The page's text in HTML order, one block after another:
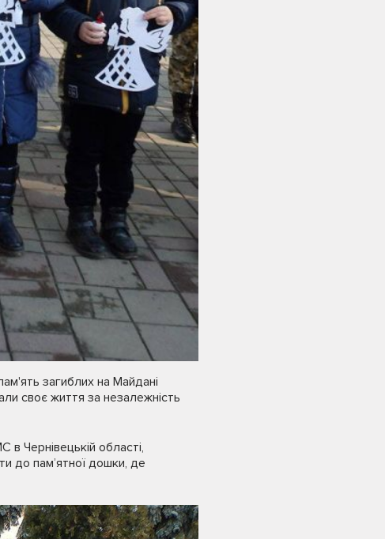
загиблих на Майдані
своє життя за незалежність
Чернівецькій області,
до пам’ятної дошки, де